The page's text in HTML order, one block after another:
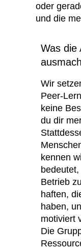
oder
und die
Was die
Wir
Peer-
keine
du dir
kennen
Betrieb
haften,
haben,
motiviert
Die